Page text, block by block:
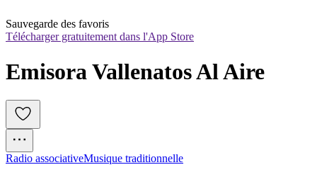
Sauvegarde des favoris
Télécharger gratuitement dans l'App Store
Emisora Vallenatos Al Aire
Radio associativeMusique traditionnelle